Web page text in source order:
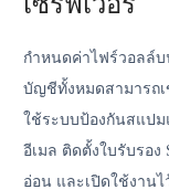
กำหนดค่าไฟร์วอลล์
บัญชีทั้งหมดสามารถ
ใช้ระบบป้องกันสแปม
อีเมล ติดตั้งใบรับรอง
อ่อน และเปิดใช้งานไ